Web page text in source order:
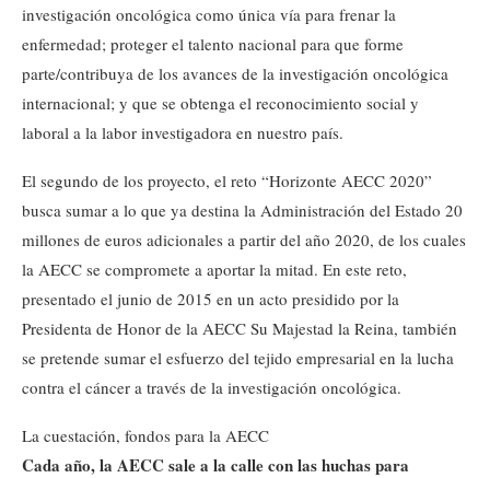
investigación oncológica como única vía para frenar la
enfermedad; proteger el talento nacional para que forme
parte/contribuya de los avances de la investigación oncológica
internacional; y que se obtenga el reconocimiento social y
laboral a la labor investigadora en nuestro país.
El segundo de los proyecto, el reto “Horizonte AECC 2020”
busca sumar a lo que ya destina la Administración del Estado 20
millones de euros adicionales a partir del año 2020, de los cuales
la AECC se compromete a aportar la mitad. En este reto,
presentado el junio de 2015 en un acto presidido por la
Presidenta de Honor de la AECC Su Majestad la Reina, también
se pretende sumar el esfuerzo del tejido empresarial en la lucha
contra el cáncer a través de la investigación oncológica.
La cuestación, fondos para la AECC
Cada año, la AECC sale a la calle con las huchas para